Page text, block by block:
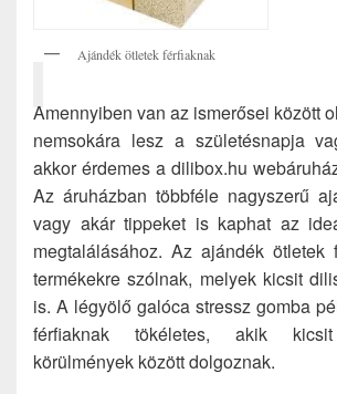
Ajándék ötletek férfiaknak
Amennyiben van az ismerősei között
nemsokára lesz a születésnapja
akkor érdemes a dilibox.hu
Az áruházban többféle nagyszerű
vagy akár tippeket is kaphat az
megtalálásához. Az ajándék ötletek
termékekre szólnak, melyek kicsit
is. A légyölő galóca stressz gomba
férfiaknak tökéletes, akik kicsit
körülmények között dolgoznak.